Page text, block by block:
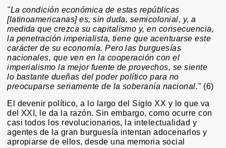
"La condición económica de estas repúblicas
[latinoamericanas] es, sin duda, semicolonial, y, a
medida que crezca su capitalismo y, en consecuencia,
la penetración imperialista, tiene que acentuarse este
carácter de su economía. Pero las burguesías
nacionales, que ven en la cooperación con el
imperialismo la mejor fuente de provechos, se siente
lo bastante dueñas del poder político para no
preocuparse seriamente de la soberanía nacional." (6)
El devenir político, a lo largo del Siglo XX y lo que va
del XXI, le da la razón. Sin embargo, como ocurre con
casi todos los revolucionarios, la intelectualidad y
agentes de la gran burguesía intentan adocenarlos y
apropiarse de ellos, desde una memoria social